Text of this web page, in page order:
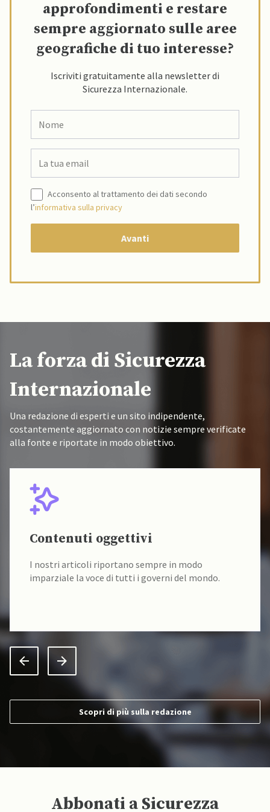
approfondimenti e restare
sempre aggiornato sulle aree
geografiche di tuo interesse?
Iscriviti gratuitamente alla newsletter di
Sicurezza Internazionale.
Acconsento al trattamento dei dati secondo
l’informativa sulla privacy
La forza di Sicurezza
Internazionale
Una redazione di esperti e un sito indipendente,
costantemente aggiornato con notizie sempre verificate
alla fonte e riportate in modo obiettivo.
Contenuti oggettivi
I nostri articoli riportano sempre in modo
imparziale la voce di tutti i governi del mondo.
Scopri di più sulla redazione
Abbonati a Sicurezza